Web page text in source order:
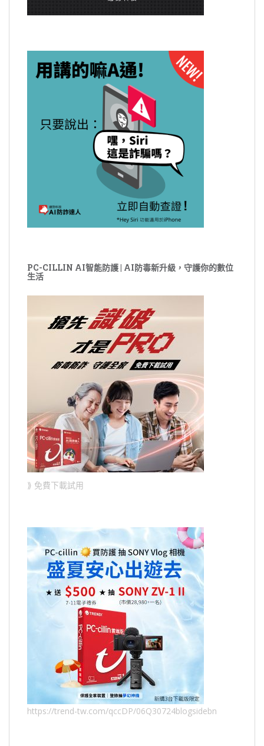
PC-CILLIN AI智能防護 | AI防毒新升級，守護你的數位
生活
⟫ 免費下載試用
https://trend-tw.com/qccDP/06Q30724blogsidebn